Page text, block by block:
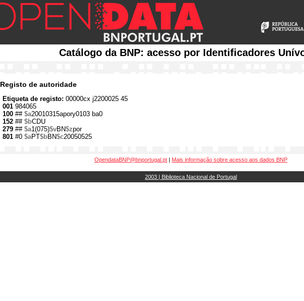
Catálogo da BNP: acesso por Identificadores
Registo de autoridade
Etiqueta de registo: 00000cx j2200025 45
001 984065
100 ## $a20010315apory0103 ba0
152 ## $bCDU
279 ## $a1(075)$vBN$zpor
801 #0 $aPT$bBN$c20050525
OpendataBNP@bnportugal.pt | Mais informação sobre acesso aos dados BNP
2003 | Biblioteca Nacional de Portugal